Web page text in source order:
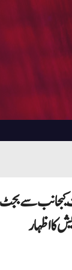
کیجانب سے
کا اظہار